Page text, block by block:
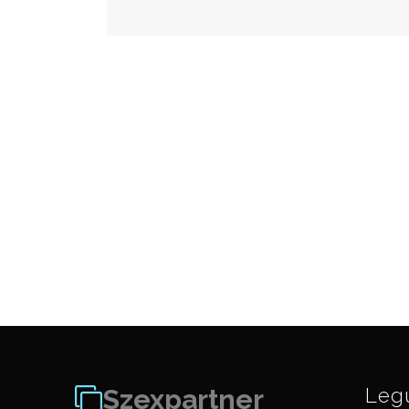
Szexpartner